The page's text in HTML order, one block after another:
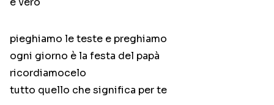
pieghiamo le teste e preghiamo
ogni giorno è la festa del papà
ricordiamocelo
tutto quello che significa per te